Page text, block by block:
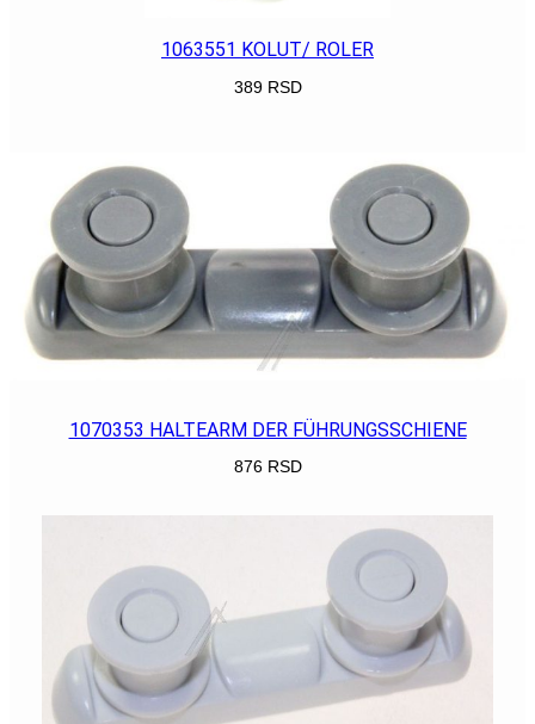
1063551 KOLUT/ ROLER
389 RSD
1070353 HALTEARM DER FÜHRUNGSSCHIENE
876 RSD